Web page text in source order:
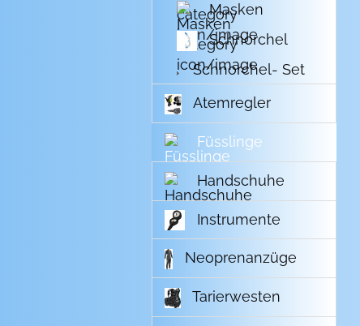
Masken
Schnorchel
Schnorchel- Set
Atemregler
Füsslinge
Handschuhe
Instrumente
Neoprenanzüge
Tarierwesten